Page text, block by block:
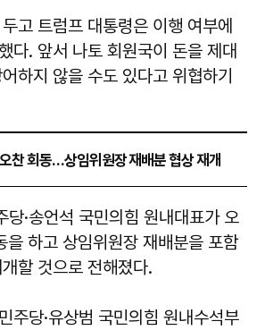
고 트럼프 대통령은 이행 여부에
다. 앞서 나토 회원국이 돈을 제대
하지 않을 수도 있다고 위협하기
찬 회동…상임위원장 재배분 협상 재개
당·송언석 국민의힘 원내대표가 오
하고 상임위원장 재배분을 포함
할 것으로 전해졌다.
주당·유상범 국민의힘 원내수석부